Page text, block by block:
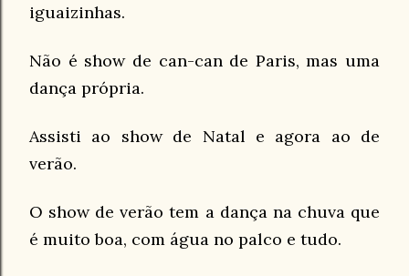
iguaizinhas.
Não é show de can-can de Paris, mas uma
dança própria.
Assisti ao show de Natal e agora ao de
verão.
O show de verão tem a dança na chuva que
é muito boa, com água no palco e tudo.